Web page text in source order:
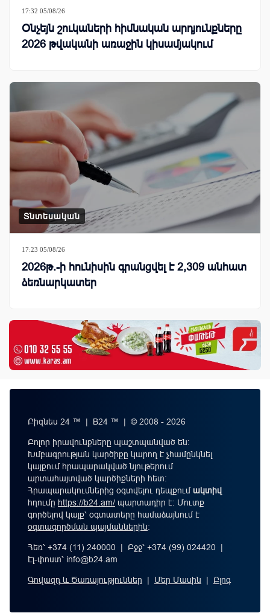
17:32 05/08/26
Օնչեյն շուկաների հիմնական արդյունքները
2026 թվականի առաջին կիսամյակում
Տնտեսական
17:23 05/08/26
2026թ.-ի հունիսին գրանցվել է 2,309 անհատ
ձեռնարկատեր
Բիզնես 24 ™ | B24 ™ | © 2008 - 2026
Բոլոր իրավունքները պաշտպանված են:
Խմբագրության կարծիքը կարող է չհամընկնել
կայքում հրապարակված նյութերում
արտահայտված կարծիքների հետ:
Հրապարակումներից օգտվելու դեպքումակտիվ
հղումը https://b24.am/ պարտադիր է: Մուտք
գործելով կայք՝ օգտատերը համաձայնում է
օգտագործման պայմաններին։
Հեռ՝ +374 (11) 240000 | Բջջ՝ +374 (99) 024420 |
Էլ-փոստ՝ info@b24.am
Գովազդ և Ծառայություններ | Մեր Մասին | Բլոգ